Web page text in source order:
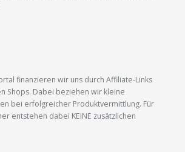
finanzieren wir uns durch Affiliate-Links
Shops. Dabei beziehen wir kleine
bei erfolgreicher Produktvermittlung. Für
entstehen dabei KEINE zusätzlichen